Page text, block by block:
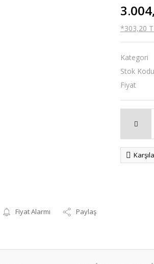
Fiyat Alarmı Paylaş
*303,20
Kategori
Stok Kodu
Fiyat